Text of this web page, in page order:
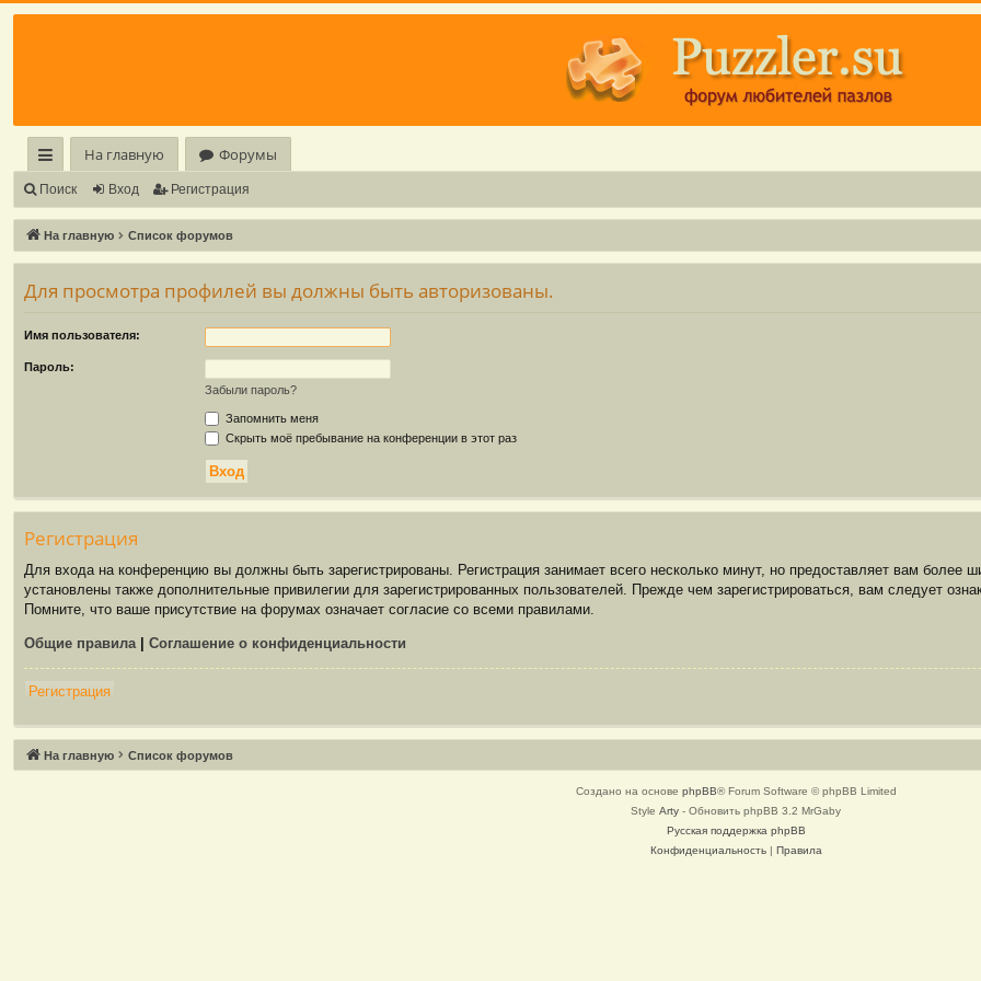
с
ы
лк
и
На главную
Форумы
Поиск Вход Регистрация
На главную Список форумов
Для просмотра профилей вы должны быть авторизованы.
Имя пользователя:
Пароль:
Забыли пароль?
Запомнить меня
Скрыть моё пребывание на конференции в этот раз
Регистрация
Для входа на конференцию вы должны быть зарегистрированы. Регистрация занимает всего несколько минут, но предоставляет вам более
установлены также дополнительные привилегии для зарегистрированных пользователей. Прежде чем зарегистрироваться, вам следует
Помните, что ваше присутствие на форумах означает согласие со всеми правилами.
Общие правила | Соглашение о конфиденциальности
Регистрация
На главную Список форумов
Связаться с
Создано на основе phpBB® Forum Software © phpBB Limited
Style Arty - Обновить phpBB 3.2 MrGaby
Русская поддержка phpBB
Конфиденциальность| Правила